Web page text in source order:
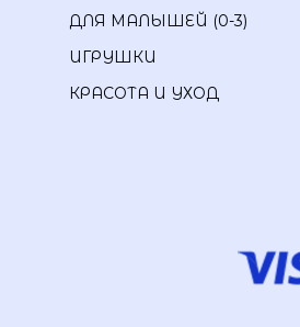
ДЛЯ МАЛЫШЕЙ (0-3)
ИГРУШКИ
КРАСОТА И УХОД